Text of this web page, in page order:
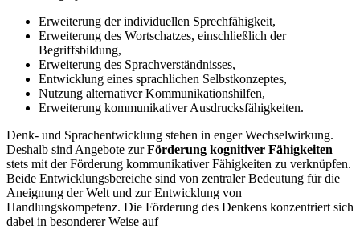
Erweiterung der individuellen Sprechfähigkeit,
Erweiterung des Wortschatzes, einschließlich der
Begriffsbildung,
Erweiterung des Sprachverständnisses,
Entwicklung eines sprachlichen Selbstkonzeptes,
Nutzung alternativer Kommunikationshilfen,
Erweiterung kommunikativer Ausdrucksfähigkeiten.
Denk- und Sprachentwicklung stehen in enger Wechselwirkung.
Deshalb sind Angebote zurFörderung kognitiver Fähigkeiten
stets mit der Förderung kommunikativer Fähigkeiten zu verknüpfen.
Beide Entwicklungsbereiche sind von zentraler Bedeutung für die
Aneignung der Welt und zur Entwicklung von
Handlungskompetenz. Die Förderung des Denkens konzentriert sich
dabei in besonderer Weise auf